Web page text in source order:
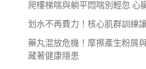
爬樓梯喘與躺平悶喘別輕忽 心
划水不再費力！核心肌群訓練
藥丸混放危機！摩擦產生粉屑
藏著健康隱患